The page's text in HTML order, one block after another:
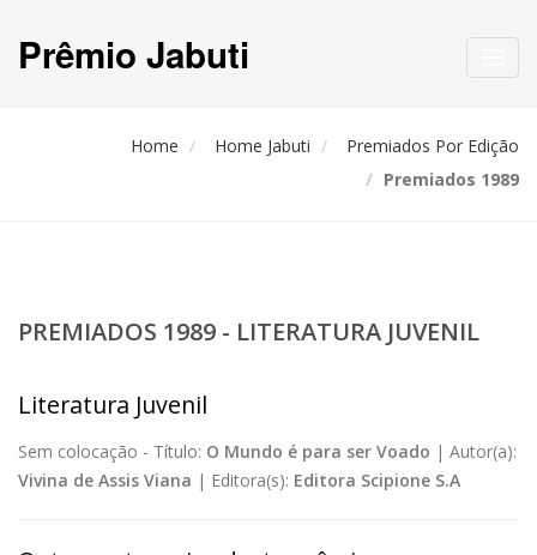
Prêmio Jabuti
Home Home Jabuti
Premiados Por Edição
Premiados 1989
PREMIADOS 1989 - LITERATURA JUVENIL
Literatura Juvenil
Sem colocação - Título: O Mundo é para ser Voado | Autor(a):
Vivina de Assis Viana | Editora(s): Editora Scipione S.A